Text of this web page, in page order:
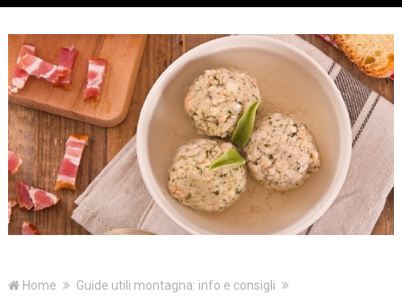
Home
Guide utili montagna: info e consigli